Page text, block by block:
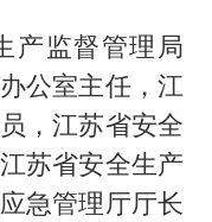
产监督管理局
公室主任，江
，江苏省安全
苏省安全生产
急管理厅厅长